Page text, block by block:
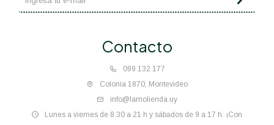
Contacto
099 132 177
Colonia 1870, Montevideo
info@lamolienda.uy
Lunes a viernes de 8:30 a 21 h y sábados de 9 a 17 h. ¡Con